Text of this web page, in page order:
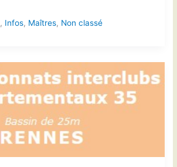
, Infos, Maîtres, Non classé